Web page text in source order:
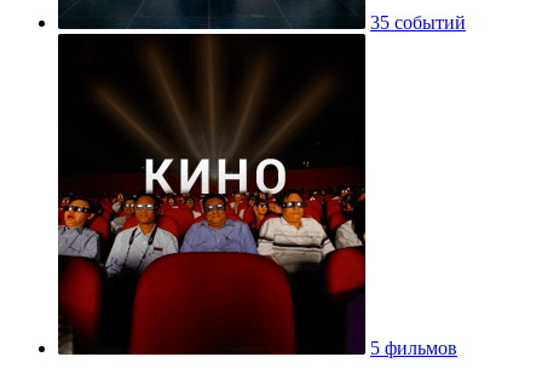
35 событий
5 фильмов